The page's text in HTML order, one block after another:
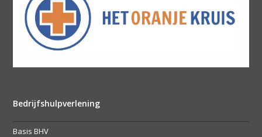
Bedrijfshulpverlening
Basis BHV